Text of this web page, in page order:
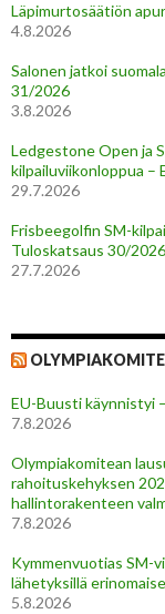
Läpimurtosäätiön
4.8.2026
Salonen jatkoi
31/2026
3.8.2026
Ledgestone Open ja
kilpailuviikonloppua –
29.7.2026
Frisbeegolfin SM-
Tuloskatsaus 30/2026
27.7.2026
EU-Buusti käynnistyi
7.8.2026
Olympiakomitean
rahoituskehyksen
hallintorakenteen
7.8.2026
Kymmenvuotias SM-
lähetyksillä
5.8.2026